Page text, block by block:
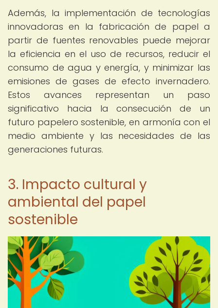
Además, la implementación de tecnologías
innovadoras en la fabricación de papel a
partir de fuentes renovables puede mejorar
la eficiencia en el uso de recursos, reducir el
consumo de agua y energía, y minimizar las
emisiones de gases de efecto invernadero.
Estos avances representan un paso
significativo hacia la consecución de un
futuro papelero sostenible, en armonía con el
medio ambiente y las necesidades de las
generaciones futuras.
3. Impacto cultural y
ambiental del papel
sostenible